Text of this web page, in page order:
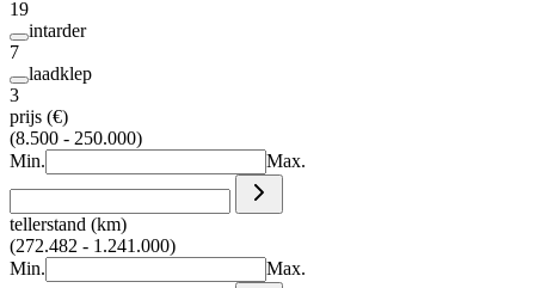
19
intarder
7
laadklep
3
prijs (€)
(8.500 - 250.000)
Min.
Max.
tellerstand (km)
(272.482 - 1.241.000)
Min.
Max.